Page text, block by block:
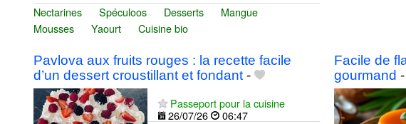
Nectarines Spéculoos Desserts
Mangue
Mousses
Yaourt Cuisine bio
Pavlova aux fruits rouges : la recette facile
d’un dessert croustillant et fondant -
Passeport pour la cuisine
26/07/26
06:47
Facile de
gourmand -